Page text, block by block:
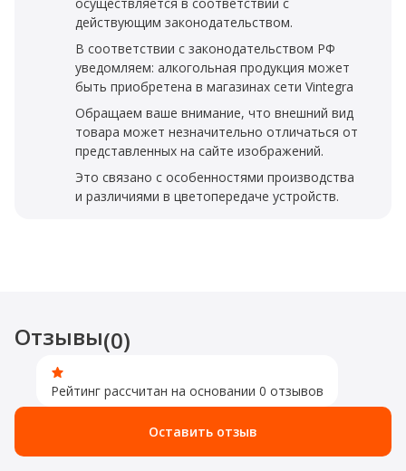
действующим законодательством.
В соответствии с законодательством РФ
уведомляем: алкогольная продукция может
быть приобретена в магазинах сети Vintegra
Обращаем ваше внимание, что внешний вид
товара может незначительно отличаться от
представленных на сайте изображений.
Это связано с особенностями производства
и различиями в цветопередаче устройств.
Отзывы(0)
Рейтинг рассчитан на основании 0 отзывов
Оставить отзыв